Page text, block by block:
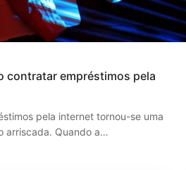
contratar empréstimos pela
pela internet tornou-se uma
arriscada. Quando a…